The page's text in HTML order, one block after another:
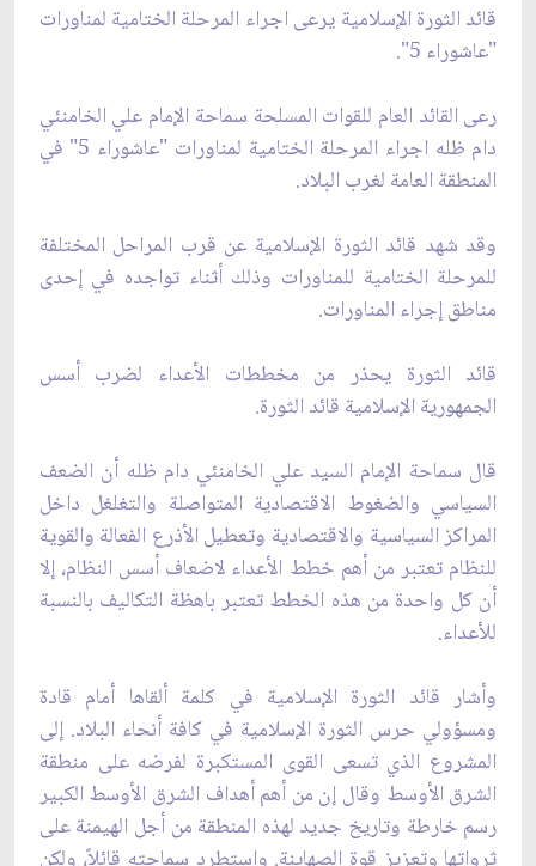
قائد الثورة الإسلامية يرعى اجراء المرحلة الختامية لمناورات
"عاشوراء 5".
رعى القائد العام للقوات المسلحة سماحة الإمام علي الخامنئي
دام ظله اجراء المرحلة الختامية لمناورات "عاشوراء 5" في
المنطقة العامة لغرب البلاد.
وقد شهد قائد الثورة الإسلامية عن قرب المراحل المختلفة
للمرحلة الختامية للمناورات وذلك أثناء تواجده في إحدى
مناطق إجراء المناورات.
قائد الثورة يحذر من مخططات الأعداء لضرب أسس
الجمهورية الإسلامية قائد الثورة.
قال سماحة الإمام السيد علي الخامنئي دام ظله أن الضعف
السياسي والضغوط الاقتصادية المتواصلة والتغلغل داخل
المراكز السياسية والاقتصادية وتعطيل الأذرع الفعالة والقوية
للنظام تعتبر من أهم خطط الأعداء لاضعاف أسس النظام، إلا
أن كل واحدة من هذه الخطط تعتبر باهظة التكاليف بالنسبة
للأعداء.
وأشار قائد الثورة الإسلامية في كلمة ألقاها أمام قادة
ومسؤولي حرس الثورة الإسلامية في كافة أنحاء البلاد. إلى
المشروع الذي تسعى القوى المستكبرة لفرضه على منطقة
الشرق الأوسط وقال إن من أهم أهداف الشرق الأوسط الكبير
رسم خارطة وتاريخ جديد لهذه المنطقة من أجل الهيمنة على